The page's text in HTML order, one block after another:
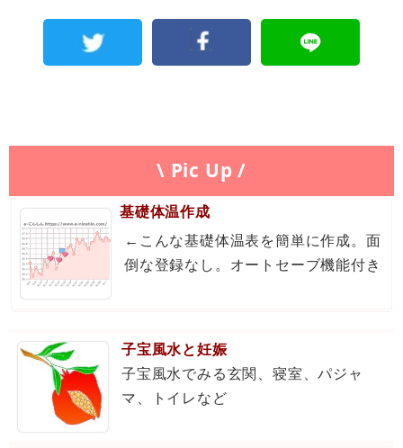
\ Pic Up /
基礎体温作成
←こんな基礎体温表を簡単に作成。面
倒な登録なし。オートセーブ機能付き
子宝風水と妊娠
子宝風水でみる玄関、寝室、パジャ
マ、トイレなど